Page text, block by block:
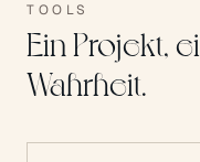
TOOLS
Ein Projekt,
Wahrheit.